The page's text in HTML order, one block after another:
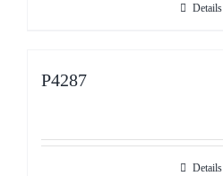
Details
P4287
Details